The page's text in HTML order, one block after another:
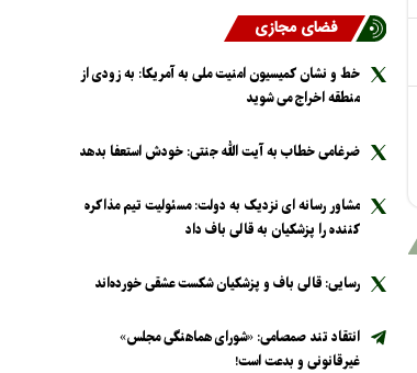
فضای مجازی
خط و نشان کمیسیون امنیت ملی به آمریکا: به زودی از
منطقه اخراج می شوید
ضرغامی خطاب به آیت الله جنتی: خودش استعفا بدهد
مشاور رسانه ای نزدیک به دولت: مسئولیت تیم مذاکره
کننده را پزشکیان به قالی باف داد
رسایی: قالی باف و پزشکیان شکست عشقی خورده‌اند
انتقاد تند صمصامی: «شورای هماهنگی مجلس»
غیرقانونی و بدعت است!